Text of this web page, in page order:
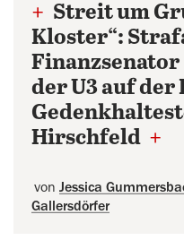
+ Streit um
Kloster“:
Finanzsenator
der U3 auf der
Hirschfeld +
von Jessica
Gallersdörfer